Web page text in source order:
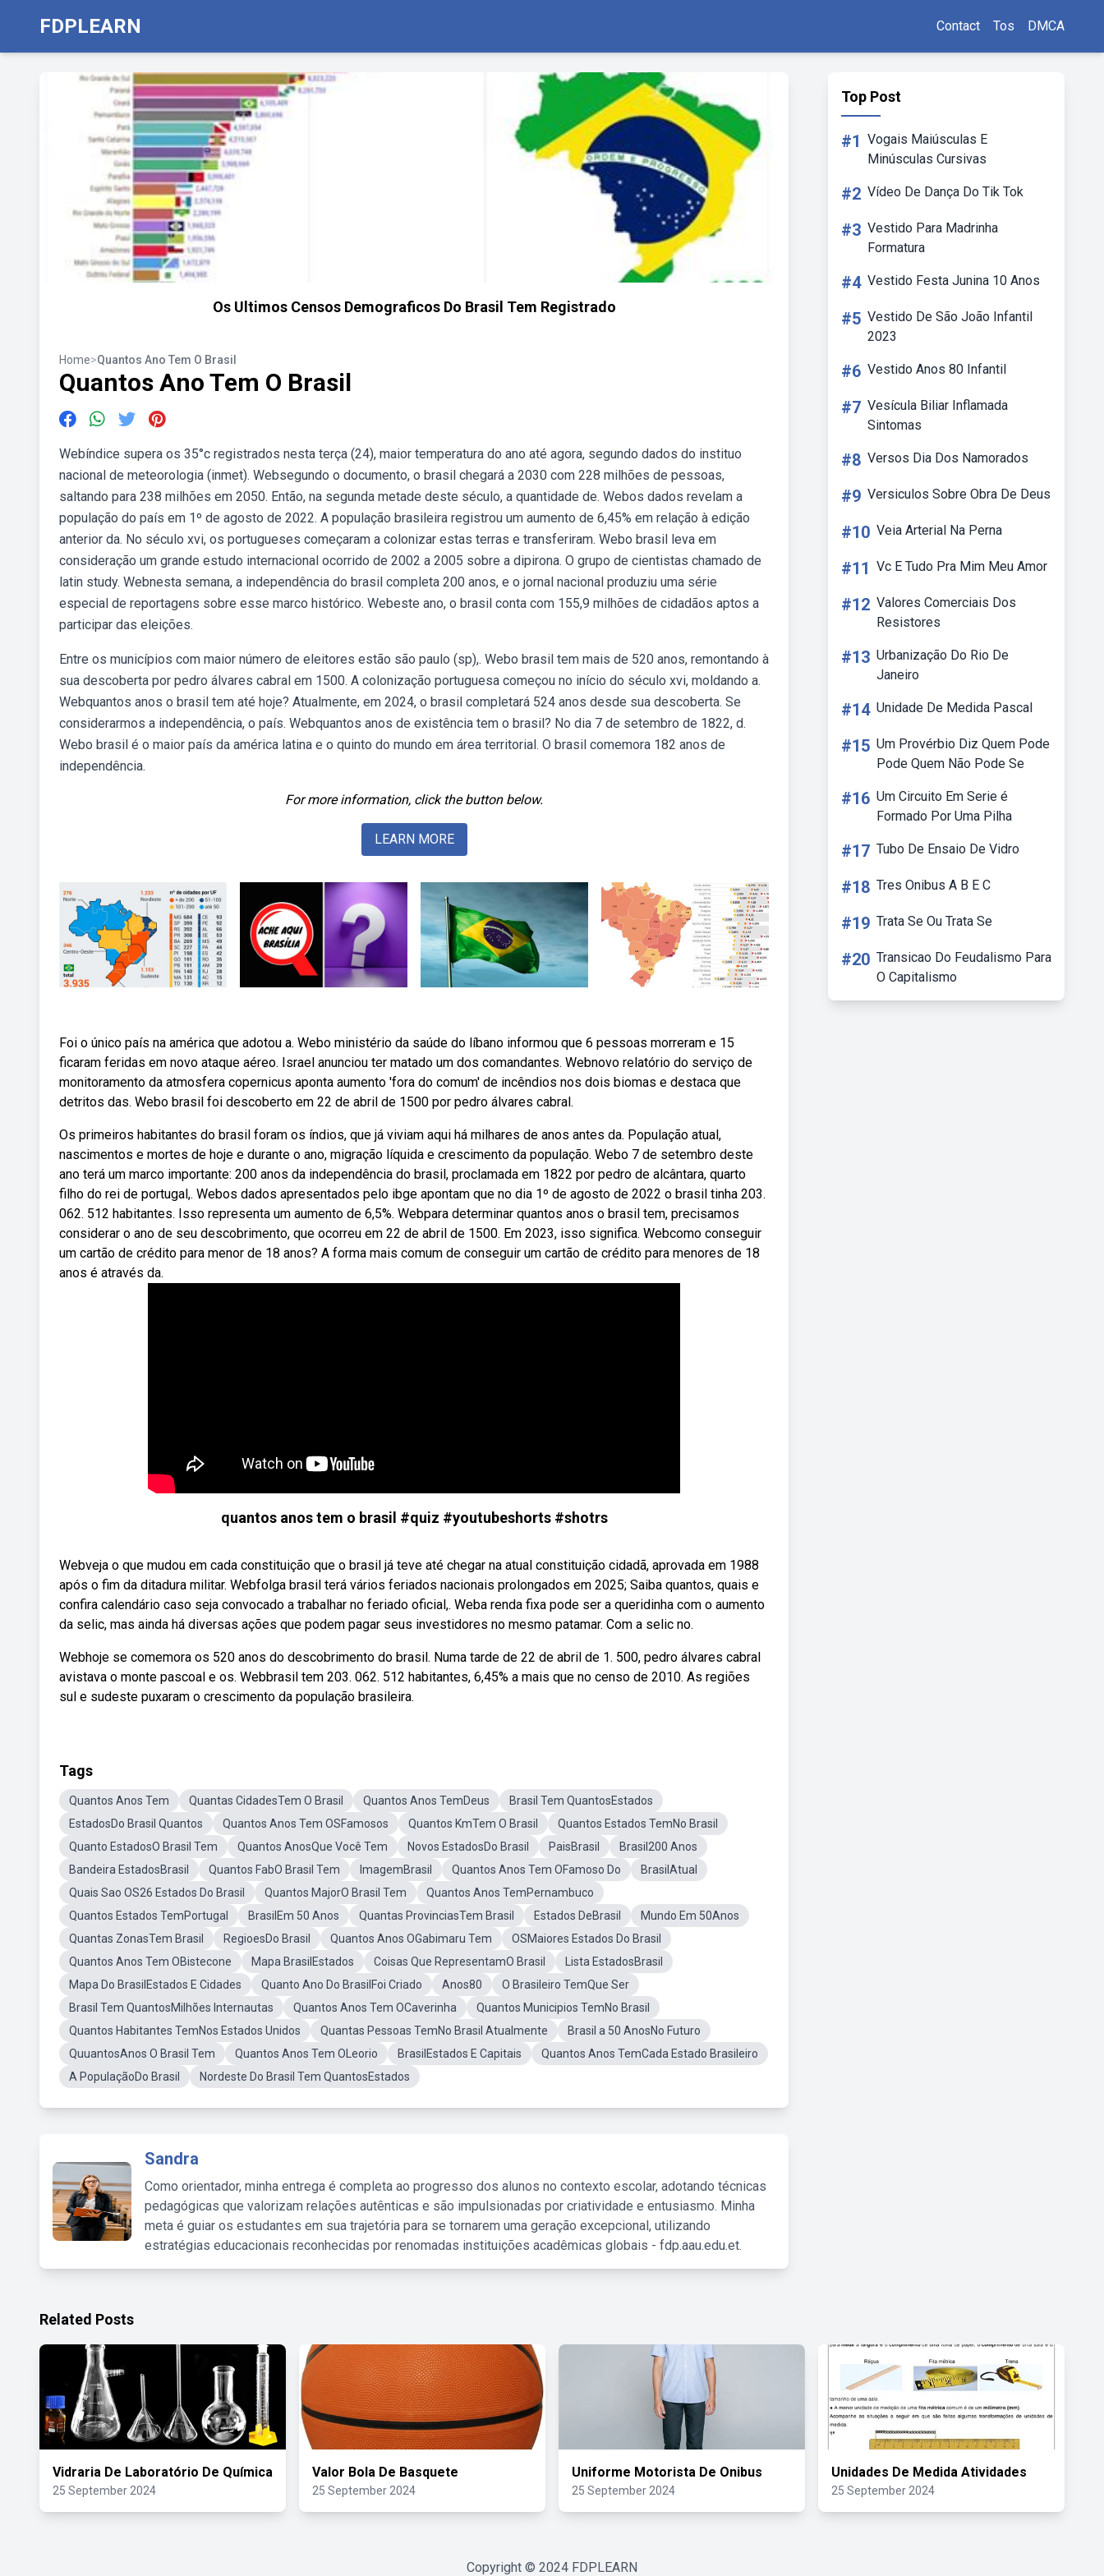
FDPLEARN Contact Tos DMCA
Os Ultimos Censos Demograficos Do Brasil Tem Registrado
Home>Quantos Ano Tem O Brasil
Quantos Ano Tem O Brasil
Webíndice supera os 35°c registrados nesta terça (24), maior temperatura do ano até agora, segundo dados do instituo
nacional de meteorologia (inmet). Websegundo o documento, o brasil chegará a 2030 com 228 milhões de pessoas,
saltando para 238 milhões em 2050. Então, na segunda metade deste século, a quantidade de. Webos dados revelam a
população do país em 1º de agosto de 2022. A população brasileira registrou um aumento de 6,45% em relação à edição
anterior da. No século xvi, os portugueses começaram a colonizar estas terras e transferiram. Webo brasil leva em
consideração um grande estudo internacional ocorrido de 2002 a 2005 sobre a dipirona. O grupo de cientistas chamado de
latin study. Webnesta semana, a independência do brasil completa 200 anos, e o jornal nacional produziu uma série
especial de reportagens sobre esse marco histórico. Webeste ano, o brasil conta com 155,9 milhões de cidadãos aptos a
participar das eleições.
Entre os municípios com maior número de eleitores estão são paulo (sp),. Webo brasil tem mais de 520 anos, remontando à
sua descoberta por pedro álvares cabral em 1500. A colonização portuguesa começou no início do século xvi, moldando a.
Webquantos anos o brasil tem até hoje? Atualmente, em 2024, o brasil completará 524 anos desde sua descoberta. Se
considerarmos a independência, o país. Webquantos anos de existência tem o brasil? No dia 7 de setembro de 1822, d.
Webo brasil é o maior país da américa latina e o quinto do mundo em área territorial. O brasil comemora 182 anos de
independência.
For more information, click the button below.
LEARN MORE
Foi o único país na américa que adotou a. Webo ministério da saúde do líbano informou que 6 pessoas morreram e 15
ficaram feridas em novo ataque aéreo. Israel anunciou ter matado um dos comandantes. Webnovo relatório do serviço de
monitoramento da atmosfera copernicus aponta aumento 'fora do comum' de incêndios nos dois biomas e destaca que
detritos das. Webo brasil foi descoberto em 22 de abril de 1500 por pedro álvares cabral.
Os primeiros habitantes do brasil foram os índios, que já viviam aqui há milhares de anos antes da. População atual,
nascimentos e mortes de hoje e durante o ano, migração líquida e crescimento da população. Webo 7 de setembro deste
ano terá um marco importante: 200 anos da independência do brasil, proclamada em 1822 por pedro de alcântara, quarto
filho do rei de portugal,. Webos dados apresentados pelo ibge apontam que no dia 1º de agosto de 2022 o brasil tinha 203.
062. 512 habitantes. Isso representa um aumento de 6,5%. Webpara determinar quantos anos o brasil tem, precisamos
considerar o ano de seu descobrimento, que ocorreu em 22 de abril de 1500. Em 2023, isso significa. Webcomo conseguir
um cartão de crédito para menor de 18 anos? A forma mais comum de conseguir um cartão de crédito para menores de 18
anos é através da.
quantos anos tem o brasil #quiz #youtubeshorts #shotrs
Webveja o que mudou em cada constituição que o brasil já teve até chegar na atual constituição cidadã, aprovada em 1988
após o fim da ditadura militar. Webfolga brasil terá vários feriados nacionais prolongados em 2025; Saiba quantos, quais e
confira calendário caso seja convocado a trabalhar no feriado oficial,. Weba renda fixa pode ser a queridinha com o aumento
da selic, mas ainda há diversas ações que podem pagar seus investidores no mesmo patamar. Com a selic no.
Webhoje se comemora os 520 anos do descobrimento do brasil. Numa tarde de 22 de abril de 1. 500, pedro álvares cabral
avistava o monte pascoal e os. Webbrasil tem 203. 062. 512 habitantes, 6,45% a mais que no censo de 2010. As regiões
sul e sudeste puxaram o crescimento da população brasileira.
Tags
Quantos Anos Tem Quantas CidadesTem O Brasil Quantos Anos TemDeus
Brasil Tem QuantosEstados
EstadosDo Brasil Quantos
Quantos Anos Tem OSFamosos Quantos KmTem O Brasil
Quantos Estados TemNo Brasil
Quanto EstadosO Brasil Tem
Quantos AnosQue Você Tem Novos EstadosDo Brasil PaisBrasil
Brasil200 Anos
Bandeira EstadosBrasil
Quantos FabO Brasil Tem ImagemBrasil Quantos Anos Tem OFamoso Do
BrasilAtual
Quais Sao OS26 Estados Do Brasil
Quantos MajorO Brasil Tem
Quantos Anos TemPernambuco
Quantos Estados TemPortugal
BrasilEm 50 Anos Quantas ProvinciasTem Brasil Estados DeBrasil
Mundo Em 50Anos
Quantas ZonasTem Brasil
RegioesDo Brasil Quantos Anos OGabimaru Tem
OSMaiores Estados Do Brasil
Quantos Anos Tem OBistecone
Mapa BrasilEstados Coisas Que RepresentamO Brasil
Lista EstadosBrasil
Mapa Do BrasilEstados E Cidades
Quanto Ano Do BrasilFoi Criado Anos80
O Brasileiro TemQue Ser
Brasil Tem QuantosMilhões Internautas
Quantos Anos Tem OCaverinha
Quantos Municipios TemNo Brasil
Quantos Habitantes TemNos Estados Unidos
Quantas Pessoas TemNo Brasil Atualmente
Brasil a 50 AnosNo Futuro
QuuantosAnos O Brasil Tem
Quantos Anos Tem OLeorio BrasilEstados E Capitais
Quantos Anos TemCada Estado Brasileiro
A PopulaçãoDo Brasil
Nordeste Do Brasil Tem QuantosEstados
Sandra
Como orientador, minha entrega é completa ao progresso dos alunos no contexto escolar, adotando técnicas
pedagógicas que valorizam relações autênticas e são impulsionadas por criatividade e entusiasmo. Minha
meta é guiar os estudantes em sua trajetória para se tornarem uma geração excepcional, utilizando
estratégias educacionais reconhecidas por renomadas instituições acadêmicas globais - fdp.aau.edu.et.
Top Post
#1 Vogais Maiúsculas E
Minúsculas Cursivas
#2 Vídeo De Dança Do Tik Tok
#3 Vestido Para Madrinha
Formatura
#4 Vestido Festa Junina 10 Anos
#5 Vestido De São João Infantil
2023
#6 Vestido Anos 80 Infantil
#7 Vesícula Biliar Inflamada
Sintomas
#8 Versos Dia Dos Namorados
#9 Versiculos Sobre Obra De Deus
#10 Veia Arterial Na Perna
#11 Vc E Tudo Pra Mim Meu Amor
#12 Valores Comerciais Dos
Resistores
#13 Urbanização Do Rio De
Janeiro
#14 Unidade De Medida Pascal
#15 Um Provérbio Diz Quem Pode
Pode Quem Não Pode Se
#16 Um Circuito Em Serie é
Formado Por Uma Pilha
#17 Tubo De Ensaio De Vidro
#18 Tres Onibus A B E C
#19 Trata Se Ou Trata Se
#20 Transicao Do Feudalismo Para
O Capitalismo
Related Posts
Vidraria De Laboratório De Química
25 September 2024
Valor Bola De Basquete
25 September 2024
Uniforme Motorista De Onibus
25 September 2024
Unidades De Medida Atividades
25 September 2024
Copyright © 2024 FDPLEARN